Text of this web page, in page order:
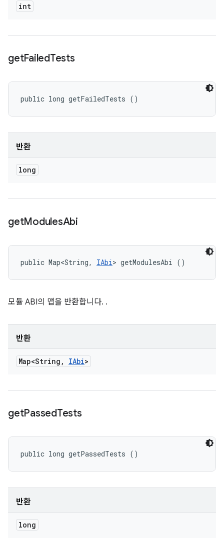
int
getFailedTests
public long getFailedTests ()
반환
long
getModulesAbi
public Map<String, IAbi> getModulesAbi ()
모듈 ABI의 맵을 반환합니다. .
반환
Map<String , IAbi>
getPassedTests
public long getPassedTests ()
반환
long